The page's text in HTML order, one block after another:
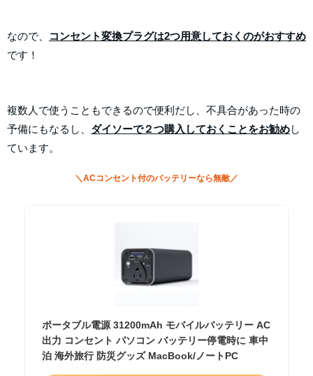
なので、
コンセント変換プラグは2つ用意しておくのがおすすめ
です！
複数人で使うこともできるので便利だし、不具合があった時の
予備にもなるし、 ダイソーで２つ購入しておくことをお勧めし
ています。
＼ACコンセント付のバッテリーなら無敵／
ポータブル電源 31200mAh モバイルバッテリー AC
出力 コンセント パソコン バッテリー停電時に 車中
泊 海外旅行 防災グッズ MacBook/ノートPC